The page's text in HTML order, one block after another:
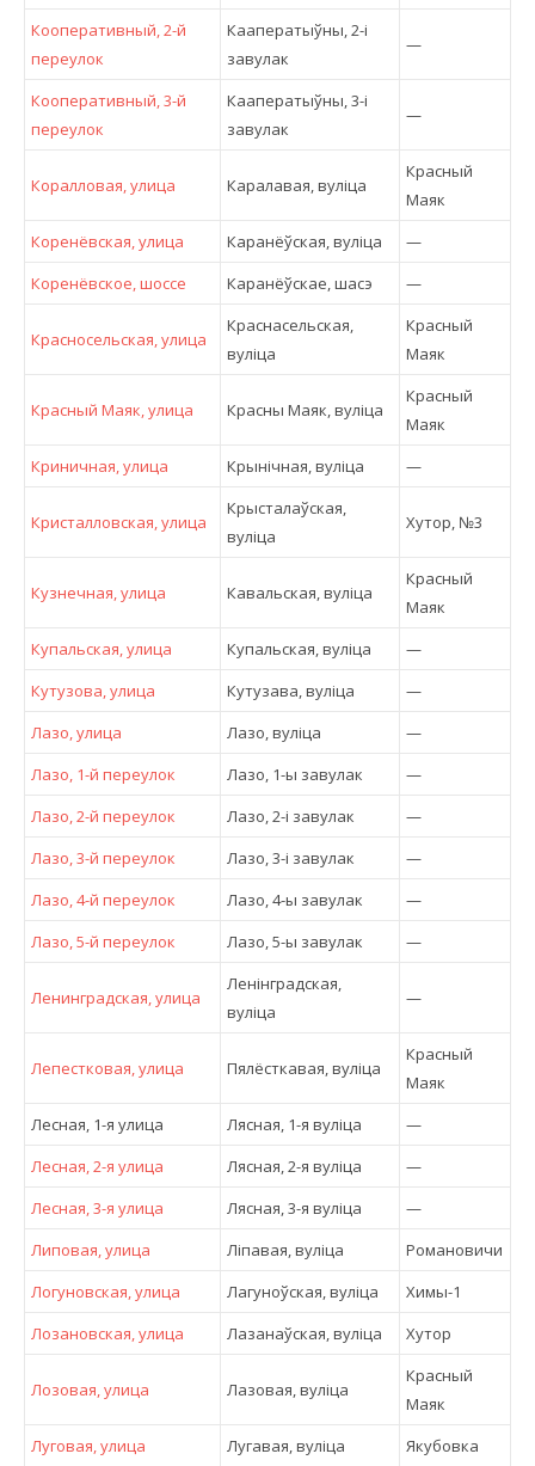
Кооперативный, 2-й
переулок
Кааператыўны, 2-і
завулак
—
Кооперативный, 3-й
переулок
Кааператыўны, 3-і
завулак
—
Коралловая, улица Каралавая, вулiца
Красный
Маяк
Коренёвская, улица
Каранёўская, вулiца
—
Коренёвское, шоссе
Каранёўскае, шасэ —
Красносельская, улица
Краснасельская,
вулiца
Красный
Маяк
Красный Маяк, улица Красны Маяк, вулiца
Красный
Маяк
Криничная, улица
Крынічная, вулiца —
Кристалловская, улица
Крысталаўская,
вулiца
Хутор, №3
Кузнечная, улица Кавальская, вулiца
Красный
Маяк
Купальская, улица
Купальская, вулiца
—
Кутузова, улица
Кутузава, вулiца
—
Лазо, улица
Лазо, вулiца
—
Лазо, 1-й переулок
Лазо, 1-ы завулак
—
Лазо, 2-й переулок
Лазо, 2-і завулак
—
Лазо, 3-й переулок
Лазо, 3-і завулак
—
Лазо, 4-й переулок
Лазо, 4-ы завулак
—
Лазо, 5-й переулок
Лазо, 5-ы завулак —
Ленинградская, улица
Ленінградская,
вулiца
—
Лепестковая, улица Пялёсткавая, вулiца
Красный
Маяк
Лесная, 1-я улица
Лясная, 1-я вулiца
—
Лесная, 2-я улица
Лясная, 2-я вулiца
—
Лесная, 3-я улица
Лясная, 3-я вулiца
—
Липовая, улица
Ліпавая, вулiца
Романовичи
Логуновская, улица
Лагуноўская, вулiца
Химы-1
Лозановская, улица
Лазанаўская, вулiца Хутор
Лозовая, улица Лазовая, вулiца
Красный
Маяк
Луговая, улица
Лугавая, вулiца Якубовка